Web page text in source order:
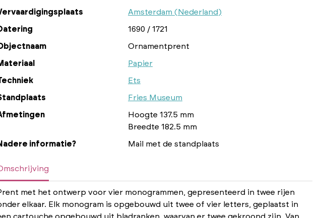
Amsterdam (Nederland)
1690 / 1721
Ornamentprent
Papier
Ets
Fries Museum
Hoogte 137.5 mm
Breedte 182.5 mm
informatie? Mail met de standplaats
met het ontwerp voor vier monogrammen, gepresenteerd in twee rijen
elkaar. Elk monogram is opgebouwd uit twee of vier letters, geplaatst in